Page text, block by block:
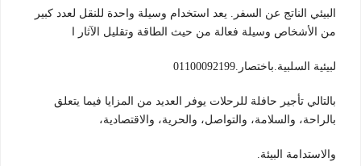
البيئي الناتج عن السفر. يعد استخدام وسيلة واحدة للنقل لعدد كبير
من الأشخاص وسيلة فعالة من حيث الطاقة وتقليل الآثار ا
لبيئية السلبية.باختصار.01100092199
بالتالي تأجير حافلة للرحلات يوفر العديد من المزايا فيما يتعلق
بالراحة، والسلامة، والتواصل، والحرية، والاقتصادية،
والاستدامة البيئة.